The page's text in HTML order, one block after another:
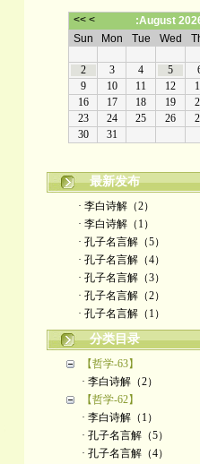
最新发布
· 李白诗解（2）
· 李白诗解（1）
· 孔子名言解（5）
· 孔子名言解（4）
· 孔子名言解（3）
· 孔子名言解（2）
· 孔子名言解（1）
分类目录
【哲学-63】
· 李白诗解（2）
【哲学-62】
· 李白诗解（1）
· 孔子名言解（5）
· 孔子名言解（4）